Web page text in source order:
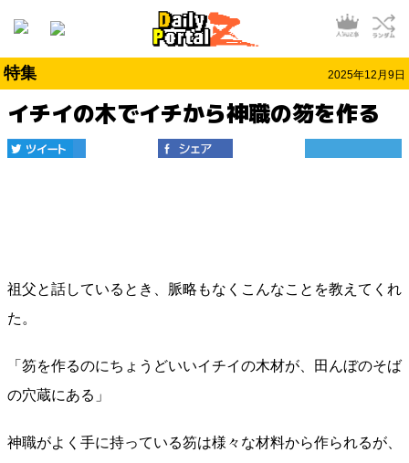
特集 2025年12月9日
イチイの木でイチから神職の笏を作る
祖父と話しているとき、脈略もなくこんなことを教えてくれ
た。
「笏を作るのにちょうどいいイチイの木材が、田んぼのそば
の穴蔵にある」
神職がよく手に持っている笏は様々な材料から作られるが、